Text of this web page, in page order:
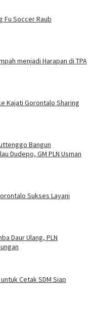
Fu Soccer Raub
menjadi Harapan di TPA
Kajati Gorontalo Sharing
Bangun
Dudepo, GM PLN Usman
Sukses Layani
Daur Ulang, PLN
Cetak SDM Siap